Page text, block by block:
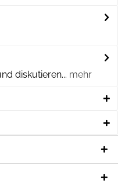
diskutieren... mehr